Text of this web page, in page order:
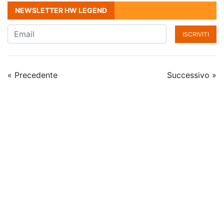
NEWSLETTER HW LEGEND
ISCRIVITI
« Precedente Successivo »